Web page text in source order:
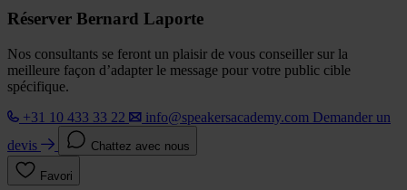
Réserver Bernard Laporte
Nos consultants se feront un plaisir de vous conseiller sur la
meilleure façon d’adapter le message pour votre public cible
spécifique.
+31 10 433 33 22
info@speakersacademy.com Demander un
devis
Chattez avec nous
Favori